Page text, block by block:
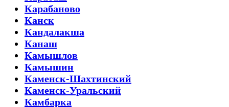
Карабаново
Канск
Кандалакша
Канаш
Камышлов
Камышин
Каменск-Шахтинский
Каменск-Уральский
Камбарка